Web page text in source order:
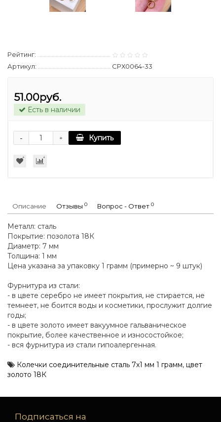
Рейтинг:
Артикул:
СРХ0064-33
51.00руб.
Есть в наличии
+
- Купить
Описание Отзывы 0 Вопрос - Ответ 0
Металл: сталь
Покрытие: позолота 18К
Диаметр: 7 мм
Толщина: 1 мм
Цена указана за упаковку 1 грамм (примерно ~ 9 штук)
Фурнитура из стали:
- в цвете серебро не имеет покрытия, не стирается, не
темнеет, не боится воды и косметики, прослужит долгие
годы;
- в цвете золото имеет вакуумное гальваническое
покрытие, более качественное и износостойкое;
- вся фурнитура из стали гипоалергенная.
Колечки соединительные сталь 7х1 мм 1 грамм, цвет
золото 18К
Подписаться на